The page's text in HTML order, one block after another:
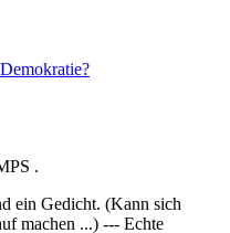
.
ein Gedicht. (Kann sich
machen ...) --- Echte